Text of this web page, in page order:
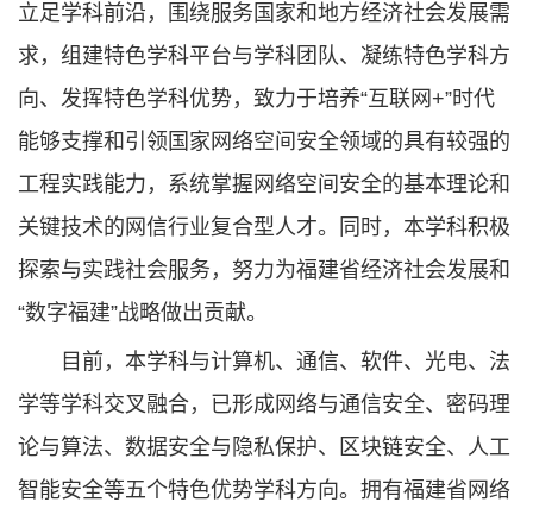
立足学科前沿，围绕服务国家和地方经济社会发展需
求，组建特色学科平台与学科团队、凝练特色学科方
向、发挥特色学科优势，致力于培养“互联网+”时代
能够支撑和引领国家网络空间安全领域的具有较强的
工程实践能力，系统掌握网络空间安全的基本理论和
关键技术的网信行业复合型人才。同时，本学科积极
探索与实践社会服务，努力为福建省经济社会发展和
“数字福建”战略做出贡献。
目前，本学科与计算机、通信、软件、光电、法
学等学科交叉融合，已形成网络与通信安全、密码理
论与算法、数据安全与隐私保护、区块链安全、人工
智能安全等五个特色优势学科方向。拥有福建省网络